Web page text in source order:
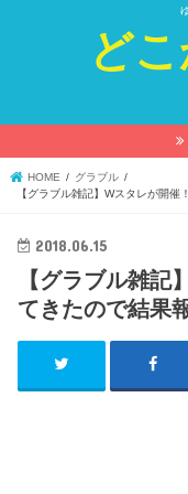
ど
HOME
グラブル
【グラブル雑記】Wスタレが開催
2018.06.15
【グラブル雑記
てきたので結果